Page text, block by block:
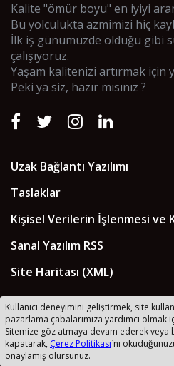
Kalite "ömür boyu" en iyiyi
Bu yolculukta azmimizi hiç
İlk iş günümüzde olduğu gibi
çalışıyoruz.
Yaşam kalitenizi artırmak için
Peki ya siz, hazır mısınız ?
Uzak Bağlantı Yazılımı
Taslaklar
Kişisel Verilerin İşlenmesi ve
Sanal Yazılım RSS
Site Haritası (XML)
2018 © Sanal
Kullanıcı deneyimini geliştirmek, site
pazarlama çabalarımıza yardımcı olmak
Sitemize göz atmaya devam ederek
kapatarak, Çerez Politikası`nı
onaylamış olursunuz.